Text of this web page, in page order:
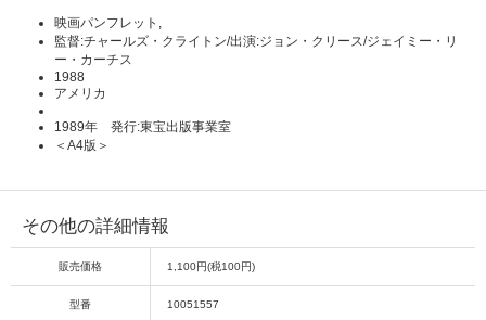
映画パンフレット,
監督:チャールズ・クライトン/出演:ジョン・クリース/ジェイミー・リ
ー・カーチス
1988
アメリカ
1989年 発行:東宝出版事業室
＜A4版＞
その他の詳細情報
販売価格 1,100円(税100円)
型番 10051557